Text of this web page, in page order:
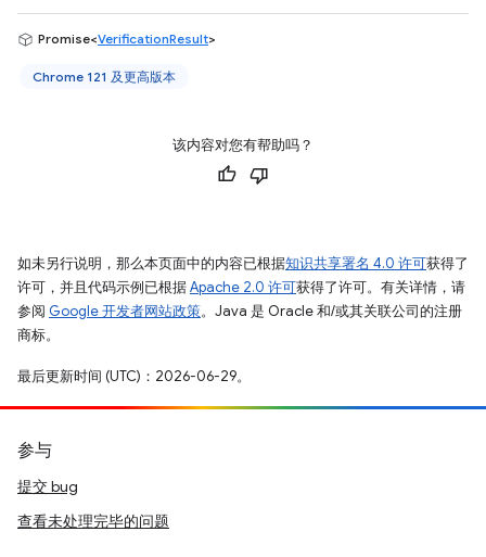
Promise<VerificationResult>
Chrome 121 及更高版本
该内容对您有帮助吗？
如未另行说明，那么本页面中的内容已根据知识共享署名 4.0 许可获得了
许可，并且代码示例已根据Apache 2.0 许可获得了许可。有关详情，请
参阅 Google 开发者网站政策。Java 是 Oracle 和/或其关联公司的注册
商标。
最后更新时间 (UTC)：2026-06-29。
参与
提交 bug
查看未处理完毕的问题